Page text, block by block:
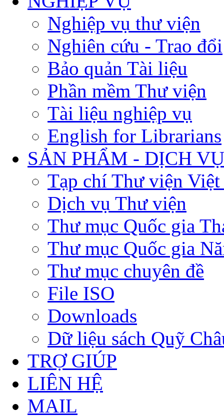
Nghiệp vụ thư viện
Nghiên cứu - Trao đổi
Bảo quản Tài liệu
Phần mềm Thư viện
Tài liệu nghiệp vụ
English for Librarians
SẢN PHẨM - DỊCH VỤ
Tạp chí Thư viện Việt
Dịch vụ Thư viện
Thư mục Quốc gia
Thư mục Quốc gia
Thư mục chuyên đề
File ISO
Downloads
Dữ liệu sách Quỹ
TRỢ GIÚP
LIÊN HỆ
MAIL